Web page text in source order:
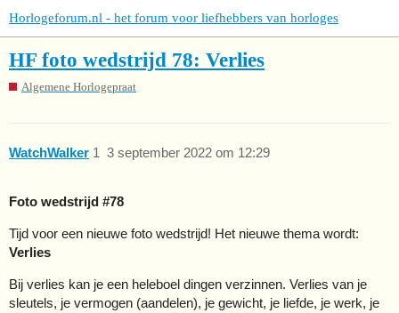
Horlogeforum.nl - het forum voor liefhebbers van horloges
HF foto wedstrijd 78: Verlies
Algemene Horlogepraat
WatchWalker 3 september 2022 om 12:29
1
Foto wedstrijd #78
Tijd voor een nieuwe foto wedstrijd! Het nieuwe thema wordt:
Verlies
Bij verlies kan je een heleboel dingen verzinnen. Verlies van je
sleutels, je vermogen (aandelen), je gewicht, je liefde, je werk, je